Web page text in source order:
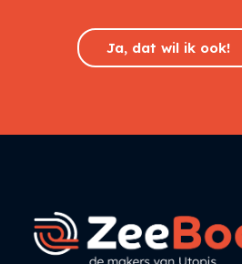
Ja, dat wil ik ook!